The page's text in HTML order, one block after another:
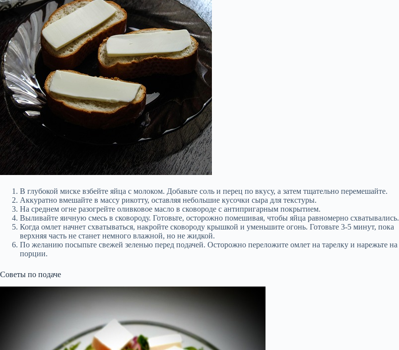
В глубокой миске взбейте яйца с молоком. Добавьте соль и перец по вкусу, а затем тщательно перемешайте.
Аккуратно вмешайте в массу рикотту, оставляя небольшие кусочки сыра для текстуры.
На среднем огне разогрейте оливковое масло в сковороде с антипригарным покрытием.
Выливайте яичную смесь в сковороду. Готовьте, осторожно помешивая, чтобы яйца равномерно схватывались.
Когда омлет начнет схватываться, накройте сковороду крышкой и уменьшите огонь. Готовьте 3-5 минут, пока
верхняя часть не станет немного влажной, но не жидкой.
По желанию посыпьте свежей зеленью перед подачей. Осторожно переложите омлет на тарелку и нарежьте на
порции.
Советы по подаче